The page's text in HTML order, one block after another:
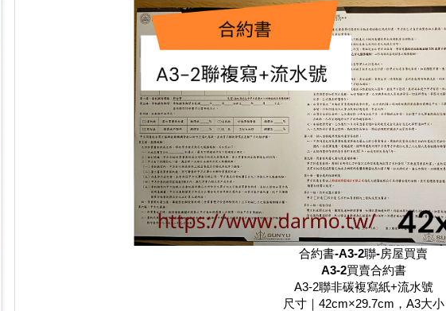
合約書-A3-2聯-房屋買賣
A3-2買賣合約書
A3-2聯非碳複寫紙+流水號
尺寸｜42cm×29.7cm，A3大小